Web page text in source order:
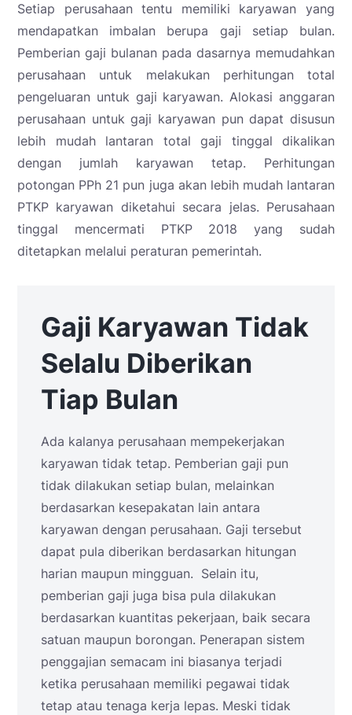
Setiap perusahaan tentu memiliki karyawan yang
mendapatkan imbalan berupa gaji setiap bulan.
Pemberian gaji bulanan pada dasarnya memudahkan
perusahaan untuk melakukan perhitungan total
pengeluaran untuk gaji karyawan. Alokasi anggaran
perusahaan untuk gaji karyawan pun dapat disusun
lebih mudah lantaran total gaji tinggal dikalikan
dengan jumlah karyawan tetap. Perhitungan
potongan PPh 21 pun juga akan lebih mudah lantaran
PTKP karyawan diketahui secara jelas. Perusahaan
tinggal mencermati PTKP 2018 yang sudah
ditetapkan melalui peraturan pemerintah.
Gaji Karyawan Tidak
Selalu Diberikan
Tiap Bulan
Ada kalanya perusahaan mempekerjakan
karyawan tidak tetap. Pemberian gaji pun
tidak dilakukan setiap bulan, melainkan
berdasarkan kesepakatan lain antara
karyawan dengan perusahaan. Gaji tersebut
dapat pula diberikan berdasarkan hitungan
harian maupun mingguan. Selain itu,
pemberian gaji juga bisa pula dilakukan
berdasarkan kuantitas pekerjaan, baik secara
satuan maupun borongan. Penerapan sistem
penggajian semacam ini biasanya terjadi
ketika perusahaan memiliki pegawai tidak
tetap atau tenaga kerja lepas. Meski tidak